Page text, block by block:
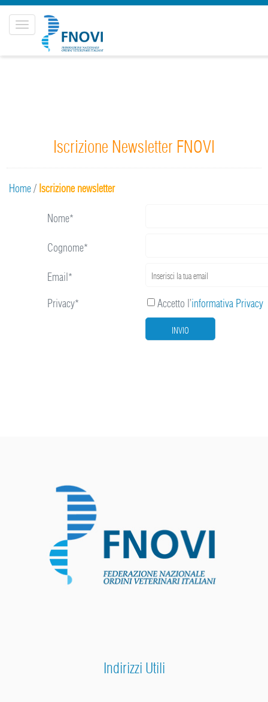
Toggle
navigation
Iscrizione Newsletter FNOVI
Home/ Iscrizione newsletter
Nome*
Cognome*
Email*
Privacy*
Accetto l’informativa Privacy
INVIO
Indirizzi Utili